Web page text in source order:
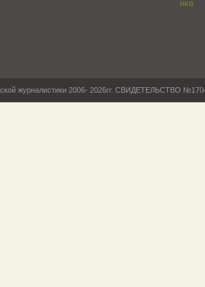
журналистики 2006- 2026гг. СВИДЕТЕЛЬСТВО